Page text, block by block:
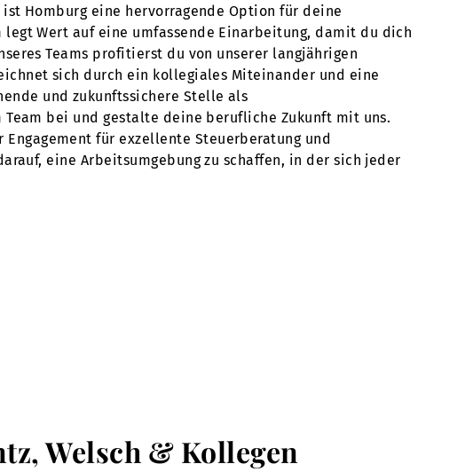
Homburg eine hervorragende Option für deine
Wert auf eine umfassende Einarbeitung, damit du dich
Teams profitierst du von unserer langjährigen
sich durch ein kollegiales Miteinander und eine
und zukunftssichere Stelle als
bei und gestalte deine berufliche Zukunft mit uns.
für exzellente Steuerberatung und
eine Arbeitsumgebung zu schaffen, in der sich jeder
Welsch & Kollegen